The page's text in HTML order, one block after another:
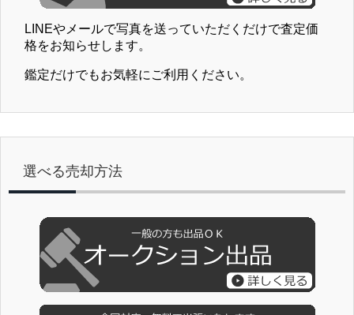
LINEやメールで写真を送っていただくだけで査定価
格をお知らせします。
鑑定だけでもお気軽にご利用ください。
選べる売却方法